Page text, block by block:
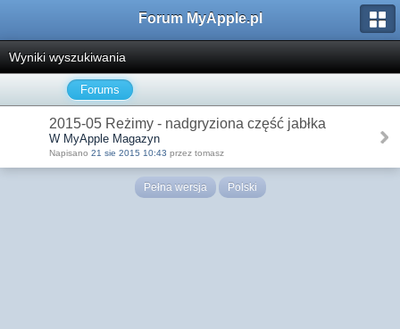
Forum MyApple.pl
Wyniki wyszukiwania
Forums
2015-05 Reżimy - nadgryziona część jabłka
W MyApple Magazyn
Napisano 21 sie 2015 10:43 przez tomasz
Pełna wersja Polski